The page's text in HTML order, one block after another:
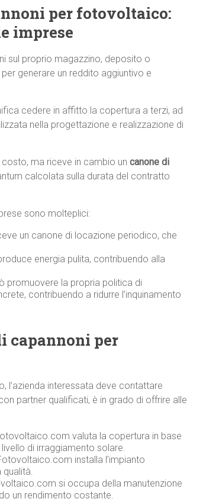
per fotovoltaico:
imprese
sul proprio magazzino, deposito o
generare un reddito aggiuntivo e
cedere in affitto la copertura a terzi, ad
nella progettazione e realizzazione di
ma riceve in cambio un canone di
calcolata sulla durata del contratto
sono molteplici:
un canone di locazione periodico, che
energia pulita, contribuendo alla
promuovere la propria politica di
contribuendo a ridurre l’inquinamento
capannoni per
l’azienda interessata deve contattare
partner qualificati, è in grado di offrire alle
valuta la copertura in base
di irraggiamento solare.
installa l’impianto
si occupa della manutenzione
un rendimento costante.